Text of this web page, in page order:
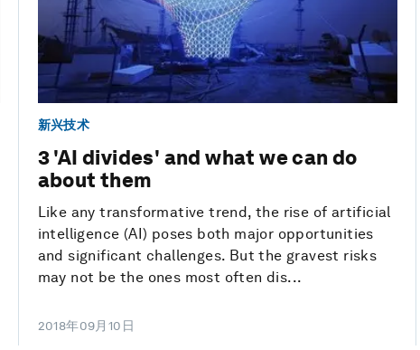
新兴技术
3 'AI divides' and what we can do
about them
Like any transformative trend, the rise of artificial
intelligence (AI) poses both major opportunities
and significant challenges. But the gravest risks
may not be the ones most often dis...
2018年09月10日